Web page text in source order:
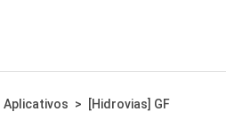
Aplicativos [Hidrovias] GF